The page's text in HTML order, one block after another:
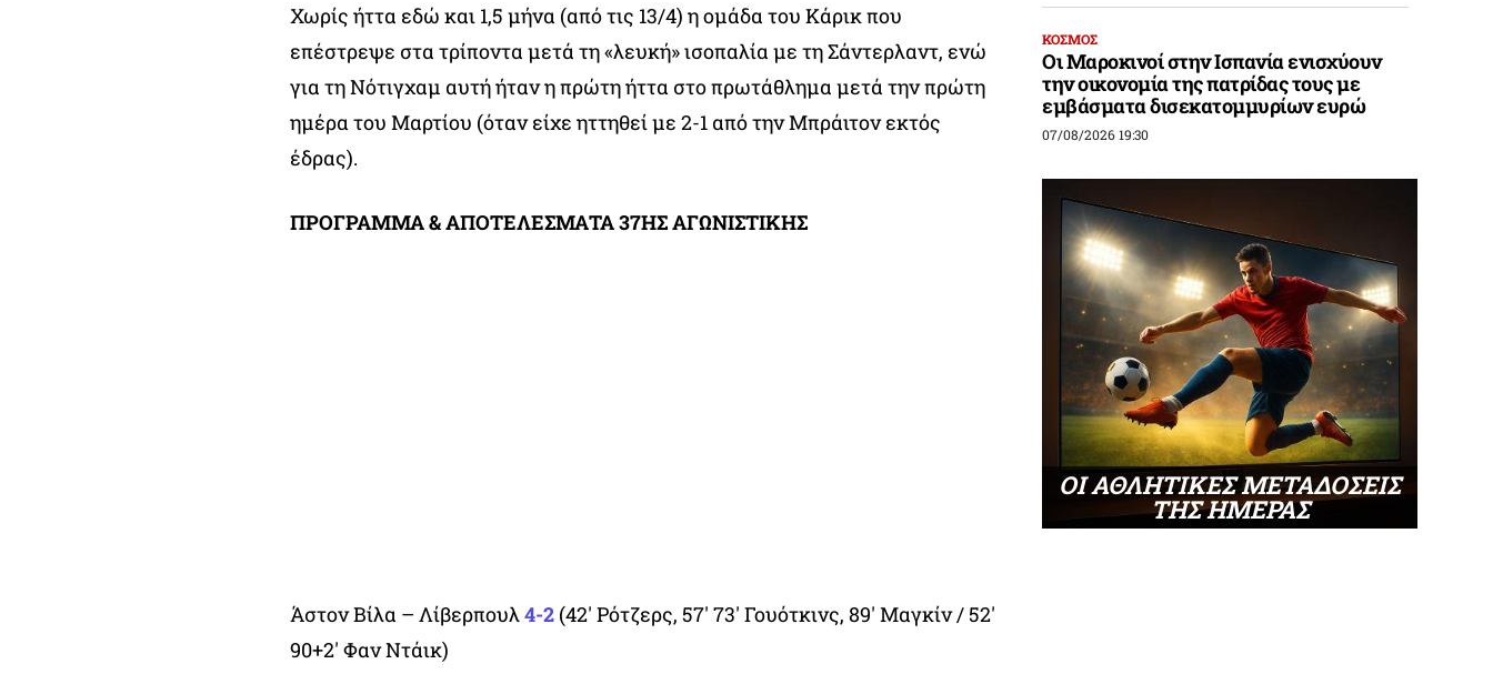
Χωρίς ήττα εδώ και 1,5 μήνα (από τις 13/4) η ομάδα του Κάρικ που
επέστρεψε στα τρίποντα μετά τη «λευκή» ισοπαλία με τη Σάντερλαντ, ενώ
για τη Νότιγχαμ αυτή ήταν η πρώτη ήττα στο πρωτάθλημα μετά την πρώτη
ημέρα του Μαρτίου (όταν είχε ηττηθεί με 2-1 από την Μπράιτον εκτός
έδρας).
ΠΡΟΓΡΑΜΜΑ & ΑΠΟΤΕΛΕΣΜΑΤΑ 37ΗΣ ΑΓΩΝΙΣΤΙΚΗΣ
Άστον Βίλα – Λίβερπουλ4-2 (42′ Ρότζερς, 57′ 73′ Γουότκινς, 89′ Μαγκίν / 52′
90+2′ Φαν Ντάικ)
ΚΟΣΜΟΣ
Οι Μαροκινοί στην Ισπανία ενισχύουν
την οικονομία της πατρίδας τους με
εμβάσματα δισεκατομμυρίων ευρώ
07/08/2026 19:30
ΟΙ ΑΘΛΗΤΙΚΕΣ ΜΕΤΑΔΟΣΕΙΣ
ΤΗΣ ΗΜΕΡΑΣ